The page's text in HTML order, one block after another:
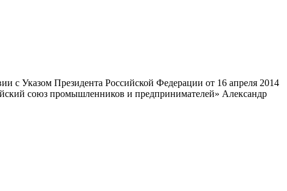
с Указом Президента Российской Федерации от 16 апреля 2014
союз промышленников и предпринимателей» Александр